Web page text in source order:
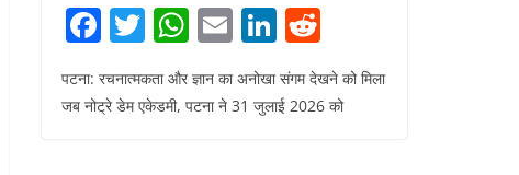
F
c
e
T
itt
W
at
E
m
ai
Li
n
k
e
e
d
पटना: रचनात्मकता और ज्ञान का अनोखा संगम देखने को मिला
जब नोट्रे डेम एकेडमी, पटना ने 31 जुलाई 2026 को